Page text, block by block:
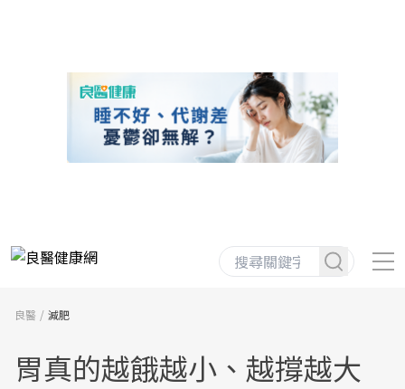
良醫 減肥
胃真的越餓越小、越撐越大